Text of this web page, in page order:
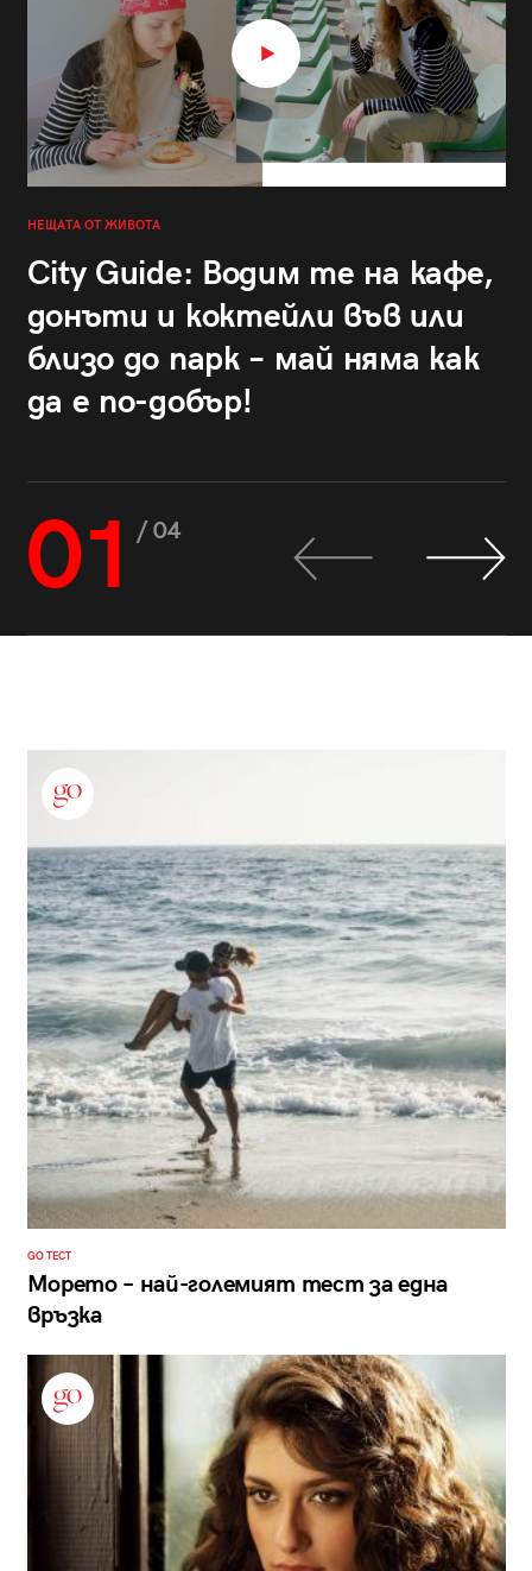
НЕЩАТА ОТ ЖИВОТА
City Guide: Водим те на кафе,
донъти и коктейли във или
близо до парк – май няма как
да е по-добър!
01 / 04
GO ТЕСТ
Морето – най-големият тест за една
връзка